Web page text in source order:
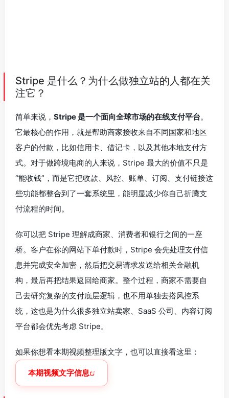
Stripe 是什么？为什么做独立站的人都在关
注它？
简单来说， Stripe 是一个面向全球市场的在线支付平台。
它最核心的作用，就是帮助商家接收来自不同国家和地区
客户的付款，比如信用卡、借记卡，以及其他本地支付方
式。对于做跨境电商的人来说，Stripe 最大的价值不只是
“能收钱”，而是它把收款、风控、账单、订阅、支付链接这
些功能都整合到了一套系统里，能明显减少你自己折腾支
付流程的时间。
你可以把 Stripe 理解成商家、消费者和银行之间的一座
桥。客户在你的网站下单付款时，Stripe 会先处理支付信
息并完成安全加密，然后把交易请求发送给相关金融机
构，最后再把结果返回给商家。整个过程，商家不需要自
己去研究复杂的支付底层逻辑，也不用单独去搭风控系
统，这也是为什么很多独立站卖家、SaaS 公司、内容订阅
平台都会优先考虑 Stripe。
如果你想看本期视频整理版文字，也可以直接看这里：
本期视频文字信息